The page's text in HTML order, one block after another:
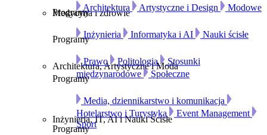
Medycyna i zdrowie
Architektura, Artystyczne i Moda
Architektura Artystyczne i Design Modowe
Inżynieria, IT, AI i Nauki Ścisłe
Programy
Inżynieria Informatyka i AI Nauki ścisłe
Programy
Prawo Politologia
Stosunki
międzynarodowe
Społeczne
Programy
Media, dziennikarstwo i komunikacja
Hotelarstwo i Turystyka
Event Management
Sport
Programy